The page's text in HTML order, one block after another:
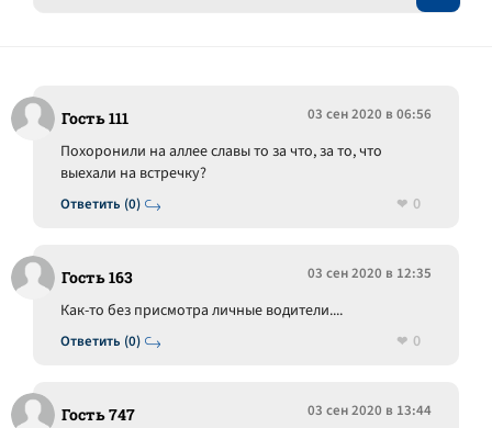
Гость 111 03 сен 2020 в 06:56
Ответить (0)
Похоронили на аллее славы то за что, за то, что
выехали на встречку?
0
Гость 163 03 сен 2020 в 12:35
Ответить (0)
Как-то без присмотра личные водители....
0
Гость 747 03 сен 2020 в 13:44